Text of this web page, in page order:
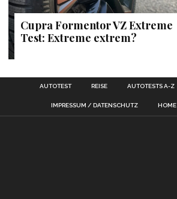
Cupra Formentor VZ Extreme
Test: Extreme extrem?
AUTOTEST REISE AUTOTESTS A-Z
IMPRESSUM / DATENSCHUTZ HOME